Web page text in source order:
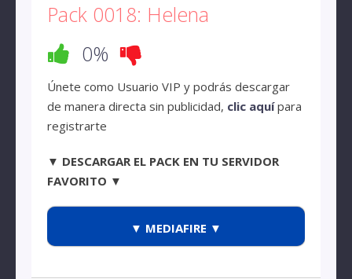
Pack 0018: Helena
0%
Únete como Usuario VIP y podrás descargar
de manera directa sin publicidad, clic aquípara
registrarte
▼ DESCARGAR EL PACK EN TU SERVIDOR
FAVORITO ▼
▼ MEDIAFIRE ▼